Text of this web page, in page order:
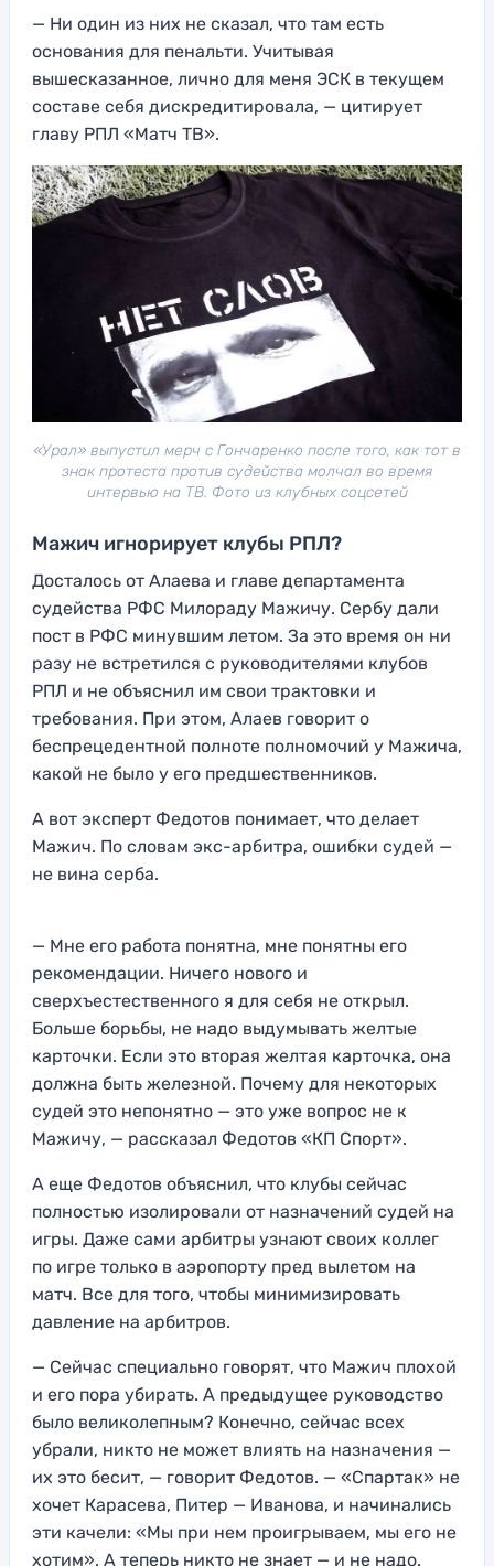
— Ни один из них не сказал, что там есть
основания для пенальти. Учитывая
вышесказанное, лично для меня ЭСК в текущем
составе себя дискредитировала, — цитирует
главу РПЛ «Матч ТВ».
«Урал» выпустил мерч с Гончаренко после того, как тот в
знак протеста против судейства молчал во время
интервью на ТВ. Фото из клубных соцсетей
Мажич игнорирует клубы РПЛ?
Досталось от Алаева и главе департамента
судейства РФС Милораду Мажичу. Сербу дали
пост в РФС минувшим летом. За это время он ни
разу не встретился с руководителями клубов
РПЛ и не объяснил им свои трактовки и
требования. При этом, Алаев говорит о
беспрецедентной полноте полномочий у Мажича,
какой не было у его предшественников.
А вот эксперт Федотов понимает, что делает
Мажич. По словам экс-арбитра, ошибки судей —
не вина серба.
— Мне его работа понятна, мне понятны его
рекомендации. Ничего нового и
сверхъестественного я для себя не открыл.
Больше борьбы, не надо выдумывать желтые
карточки. Если это вторая желтая карточка, она
должна быть железной. Почему для некоторых
судей это непонятно — это уже вопрос не к
Мажичу, — рассказал Федотов «КП Спорт».
А еще Федотов объяснил, что клубы сейчас
полностью изолировали от назначений судей на
игры. Даже сами арбитры узнают своих коллег
по игре только в аэропорту пред вылетом на
матч. Все для того, чтобы минимизировать
давление на арбитров.
— Сейчас специально говорят, что Мажич плохой
и его пора убирать. А предыдущее руководство
было великолепным? Конечно, сейчас всех
убрали, никто не может влиять на назначения —
их это бесит, — говорит Федотов. — «Спартак» не
хочет Карасева, Питер — Иванова, и начинались
эти качели: «Мы при нем проигрываем, мы его не
хотим». А теперь никто не знает — и не надо.